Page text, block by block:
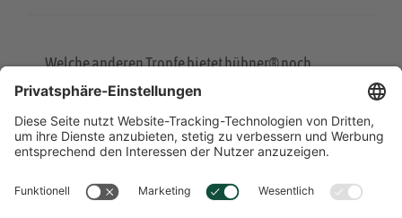
Welche anderen Tropfe bietet hübner® noch
an?